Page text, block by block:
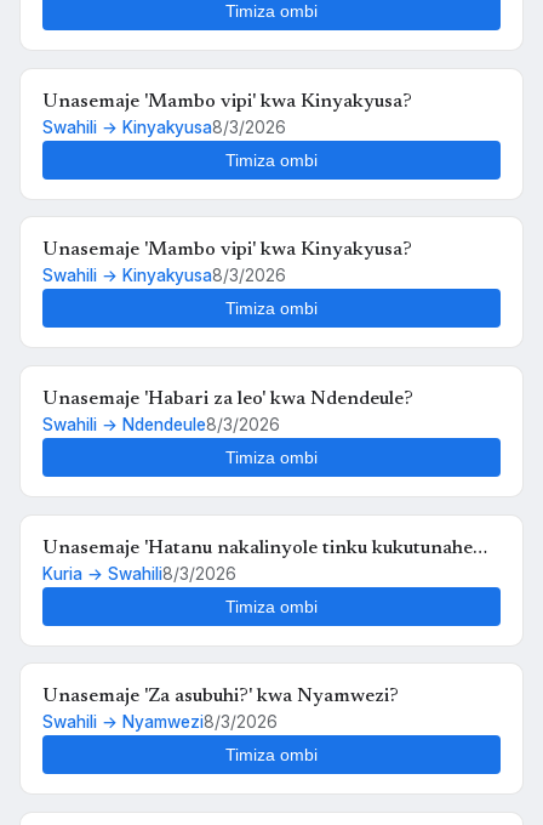
Timiza ombi
Unasemaje 'Mambo vipi' kwa Kinyakyusa?
Swahili → Kinyakyusa8/3/2026
Timiza ombi
Unasemaje 'Mambo vipi' kwa Kinyakyusa?
Swahili → Kinyakyusa8/3/2026
Timiza ombi
Unasemaje 'Habari za leo' kwa Ndendeule?
Swahili → Ndendeule8/3/2026
Timiza ombi
Unasemaje 'Hatanu nakalinyole tinku kukutunahe
mula uche kunyankya mute' kwa Swahili?
Kuria → Swahili8/3/2026
Timiza ombi
Unasemaje 'Za asubuhi?' kwa Nyamwezi?
Swahili → Nyamwezi8/3/2026
Timiza ombi